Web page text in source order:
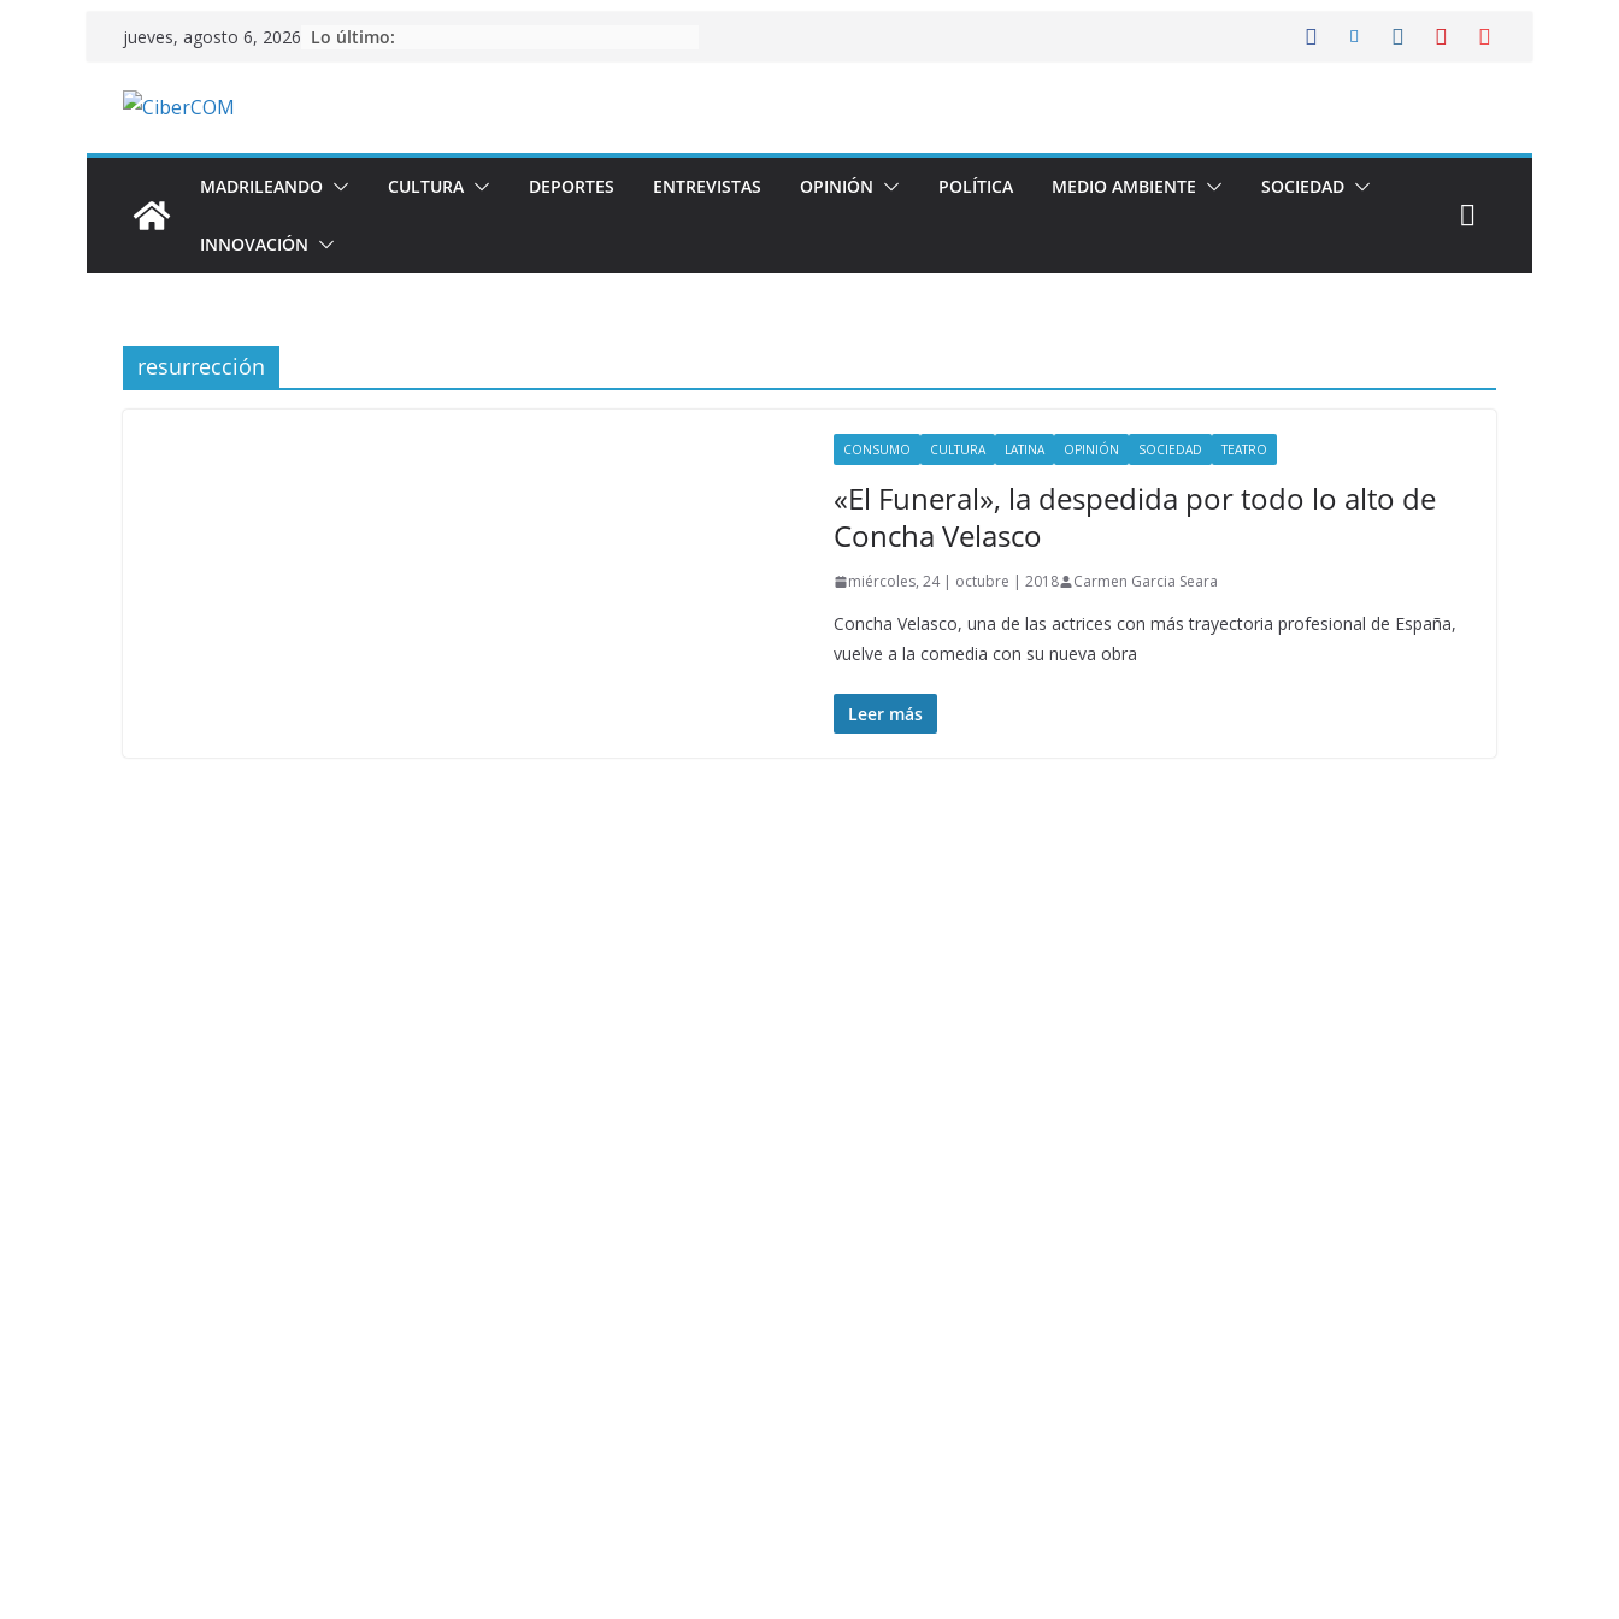
Saltar
contenido
jueves, agosto 6, 2026 Lo último:
MADRILEANDO CULTURA DEPORTES ENTREVISTAS OPINIÓN POLÍTICA MEDIO AMBIENTE SOCIEDAD
INNOVACIÓN
resurrección
CONSUMO CULTURA LATINA OPINIÓN SOCIEDAD TEATRO
«El Funeral», la despedida por todo lo alto de
Concha Velasco
miércoles, 24 | octubre | 2018 Carmen Garcia Seara
Concha Velasco, una de las actrices con más trayectoria profesional de España,
vuelve a la comedia con su nueva obra
Leer más